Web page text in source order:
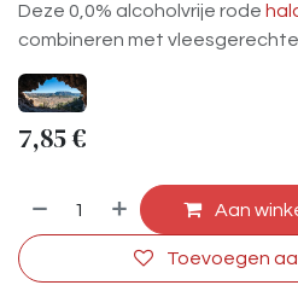
Deze 0,0% alcoholvrije rode
combineren met
7,85€
Aan
Toevoegen